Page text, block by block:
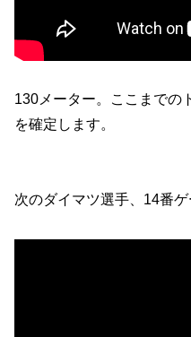
130メーター。ここまでの
を確定します。
次のダイマツ選手、14番ゲ